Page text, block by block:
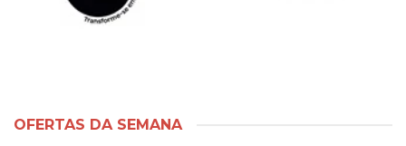
OFERTAS DA SEMANA